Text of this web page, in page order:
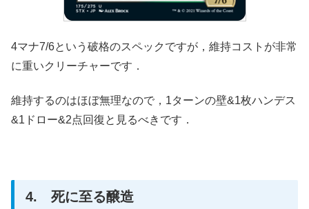
4マナ7/6という破格のスペックですが，維持コストが非常
に重いクリーチャーです．
維持するのはほぼ無理なので，1ターンの壁&1枚ハンデス
&1ドロー&2点回復と見るべきです．
4. 死に至る醸造